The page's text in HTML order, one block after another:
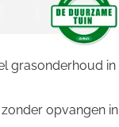
grasonderhoud in
opvangen in